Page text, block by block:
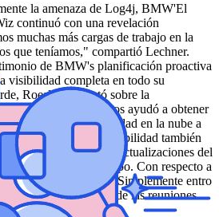
la amenaza de Log4j, BMW'El
continuó con una revelación
muchas más cargas de trabajo en la
que teníamos," compartió Lechner.
de BMW's planificación proactiva
visibilidad completa en todo su
Roesler comentó sobre la
sin agentes de Wiz nos ayudó a obtener
la situación de seguridad en la nube a
Ese" Esta visibilidad también
informar sobre las actualizaciones del
miembros del equipo. Con respecto a
Lechner dice: "Simplemente entro
por ejemplo, antes de las reuniones
sénior".